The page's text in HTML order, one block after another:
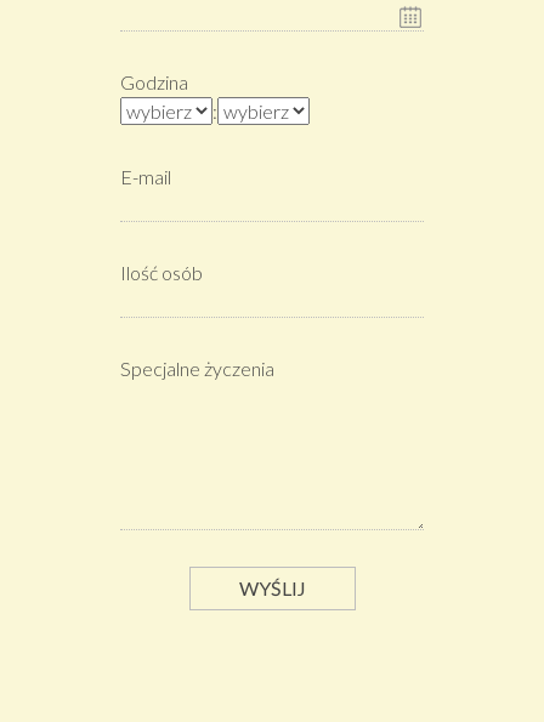
Godzina
:
E-mail
Ilość osób
Specjalne życzenia